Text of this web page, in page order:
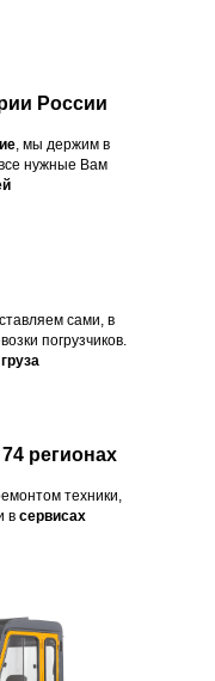
техники,
в сервисах
регионах
, мы держим в
нужные Вам
России
сами, в
погрузчиков.